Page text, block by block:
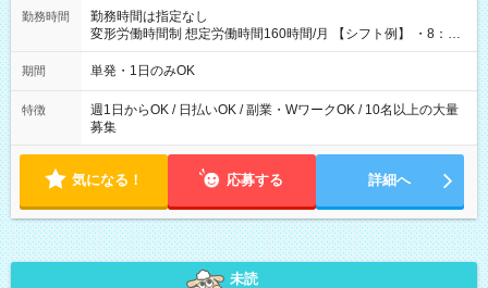
勤務時間
勤務時間は指定なし
変形労働時間制 想定労働時間160時間/月 【シフト例】 ・8：00
～21：00
期間 単発・1日のみOK
特徴
週1日からOK / 日払いOK / 副業・WワークOK / 10名以上の大量
募集
気になる！ 応募する 詳細へ
未読